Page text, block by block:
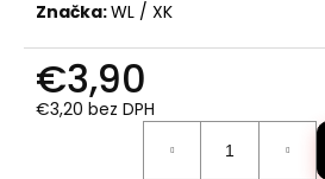
Značka:WL / XK
€3,90
€3,20 bez DPH